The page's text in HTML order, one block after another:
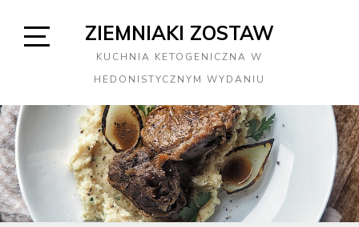
ZIEMNIAKI ZOSTAW
KUCHNIA KETOGENICZNA W
HEDONISTYCZNYM WYDANIU